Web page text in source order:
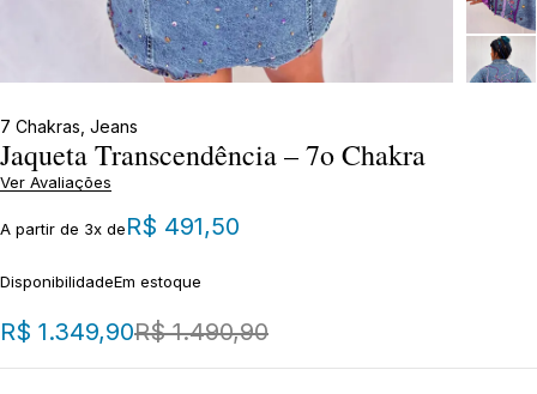
7 Chakras Jeans
Jaqueta Transcendência – 7o Chakra
Ver Avaliações
A partir de 3x deR$ 491,50
DisponibilidadeEm estoque
R$1.490,90
R$ 1.349,90